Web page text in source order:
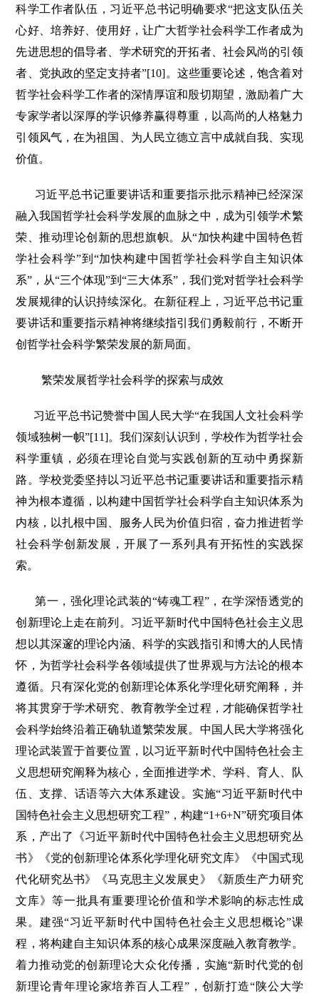
科学工作者队伍，习近平总书记明确要求“把这支队伍关
心好、培养好、使用好，让广大哲学社会科学工作者成为
先进思想的倡导者、学术研究的开拓者、社会风尚的引领
者、党执政的坚定支持者”[10]。这些重要论述，饱含着对
哲学社会科学工作者的深情厚谊和殷切期望，激励着广大
专家学者以深厚的学识修养赢得尊重，以高尚的人格魅力
引领风气，在为祖国、为人民立德立言中成就自我、实现
价值。
习近平总书记重要讲话和重要指示批示精神已经深深
融入我国哲学社会科学发展的血脉之中，成为引领学术繁
荣、推动理论创新的思想旗帜。从“加快构建中国特色哲
学社会科学”到“加快构建中国哲学社会科学自主知识体
系”，从“三个体现”到“三大体系”，我们党对哲学社会科学
发展规律的认识持续深化。在新征程上，习近平总书记重
要讲话和重要指示精神将继续指引我们勇毅前行，不断开
创哲学社会科学繁荣发展的新局面。
繁荣发展哲学社会科学的探索与成效
习近平总书记赞誉中国人民大学“在我国人文社会科学
领域独树一帜”[11]。我们深刻认识到，学校作为哲学社会
科学重镇，必须在理论自觉与实践创新的互动中勇探新
路。学校党委坚持以习近平总书记重要讲话和重要指示精
神为根本遵循，以构建中国哲学社会科学自主知识体系为
内核，以扎根中国、服务人民为价值归宿，奋力推进哲学
社会科学创新发展，开展了一系列具有开拓性的实践探
索。
第一，强化理论武装的“铸魂工程”，在学深悟透党的
创新理论上走在前列。习近平新时代中国特色社会主义思
想以其深邃的理论内涵、科学的实践指引和博大的人民情
怀，为哲学社会科学各领域提供了世界观与方法论的根本
遵循。只有深化党的创新理论体系化学理化研究阐释，并
将其贯穿于学术研究、教育教学全过程，才能确保哲学社
会科学始终沿着正确轨道繁荣发展。中国人民大学将强化
理论武装置于首要位置，以习近平新时代中国特色社会主
义思想研究阐释为核心，全面推进学术、学科、育人、队
伍、支撑、话语等六大体系建设。实施“习近平新时代中
国特色社会主义思想研究工程”，构建“1+6+N”研究项目体
系，产出了《习近平新时代中国特色社会主义思想研究丛
书》《党的创新理论体系化学理化研究文库》《中国式现
代化研究丛书》《马克思主义发展史》《新质生产力研究
文库》等一批具有重要理论价值和学术影响的标志性成
果。建强“习近平新时代中国特色社会主义思想概论”课
程，将构建自主知识体系的核心成果深度融入教育教学。
着力推动党的创新理论大众化传播，实施“新时代党的创
新理论青年理论家培养百人工程”，创新打造“陕公大学